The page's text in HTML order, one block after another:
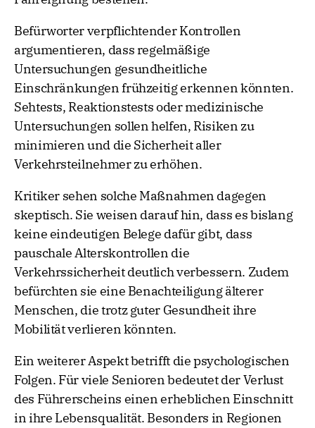
Befürworter verpflichtender Kontrollen
argumentieren, dass regelmäßige
Untersuchungen gesundheitliche
Einschränkungen frühzeitig erkennen könnten.
Sehtests, Reaktionstests oder medizinische
Untersuchungen sollen helfen, Risiken zu
minimieren und die Sicherheit aller
Verkehrsteilnehmer zu erhöhen.
Kritiker sehen solche Maßnahmen dagegen
skeptisch. Sie weisen darauf hin, dass es bislang
keine eindeutigen Belege dafür gibt, dass
pauschale Alterskontrollen die
Verkehrssicherheit deutlich verbessern. Zudem
befürchten sie eine Benachteiligung älterer
Menschen, die trotz guter Gesundheit ihre
Mobilität verlieren könnten.
Ein weiterer Aspekt betrifft die psychologischen
Folgen. Für viele Senioren bedeutet der Verlust
des Führerscheins einen erheblichen Einschnitt
in ihre Lebensqualität. Besonders in Regionen